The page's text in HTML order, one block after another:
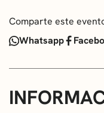
Comparte este
Whatsapp